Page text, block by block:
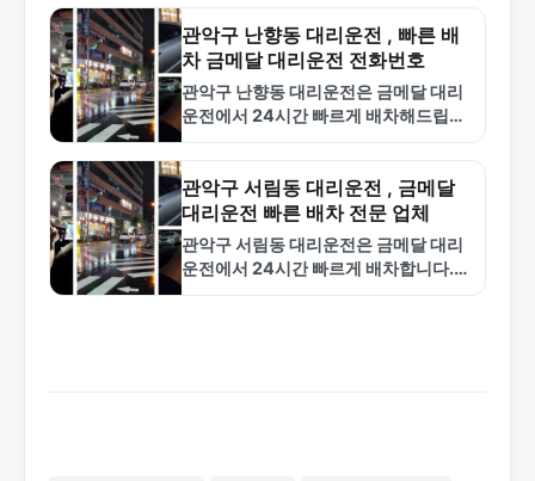
관악구 난향동 대리운전 , 빠른 배
차 금메달 대리운전 전화번호
관악구 난향동 대리운전은 금메달 대리
운전에서 24시간 빠르게 배차해드립니
1577-4774로 지금 호출하세요.
관악구 서림동 대리운전 , 금메달
대리운전 빠른 배차 전문 업체
관악구 서림동 대리운전은 금메달 대리
운전에서 24시간 빠르게 배차합니다.